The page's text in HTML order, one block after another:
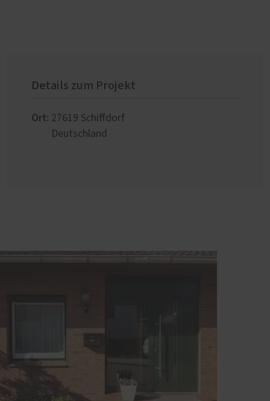
Details zum Projekt
Ort: 27619 Schiffdorf
Deutschland